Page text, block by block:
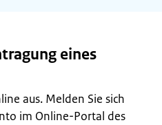
eines
aus. Melden Sie sich
im Online-Portal des